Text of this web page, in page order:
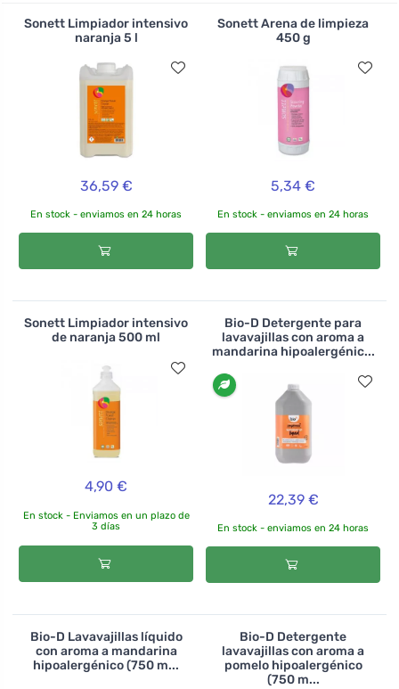
olores. Tierra Verde no se ha olvidado del compost y
acelerador de compost es una mezcla de enzimas y
bacterias que ayudan a descomponer la materia
orgánica sin perder su valor.
Sonett Limpiador intensivo
naranja 5 l
36,59 €
En stock - enviamos en 24 horas
Sonett Arena de limpieza
450 g
5,34 €
En stock - enviamos en 24 horas
Sonett Limpiador intensivo
de naranja 500 ml
4,90 €
En stock - Enviamos en un plazo de
3 días
Bio-D Detergente para
lavavajillas con aroma a
mandarina hipoalergénic...
22,39 €
En stock - enviamos en 24 horas
Bio-D Lavavajillas líquido
con aroma a mandarina
hipoalergénico (750 m...
Bio-D Detergente
lavavajillas con aroma a
pomelo hipoalergénico
(750 m...